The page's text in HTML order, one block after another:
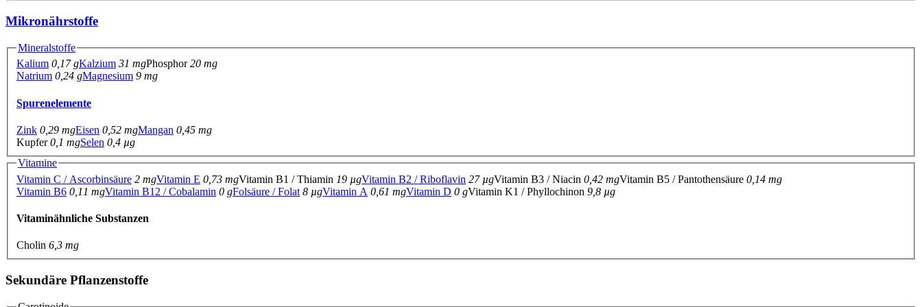
Mikronährstoffe
Mineralstoffe
Kalium 0,17 gKalzium 31 mgPhosphor20 mg
Natrium 0,24 gMagnesium 9 mg
Spurenelemente
Zink 0,29 mgEisen 0,52 mgMangan 0,45 mg
Kupfer0,1 mgSelen 0,4 µg
Vitamine
Vitamin C / Ascorbinsäure 2 mgVitamin E 0,73 mgVitamin B1 / Thiamin 19 µgVitamin B2 / Riboflavin 27 µgVitamin B3 / Niacin 0,42 mgVitamin B5 / Pantothensäure 0,14 mg
Vitamin B6 0,11 mgVitamin B12 / Cobalamin 0 gFolsäure / Folat 8 µgVitamin A 0,61 mgVitamin D 0 gVitamin K1 / Phyllochinon 9,8 µg
Vitaminähnliche Substanzen
Cholin 6,3 mg
Sekundäre Pflanzenstoffe